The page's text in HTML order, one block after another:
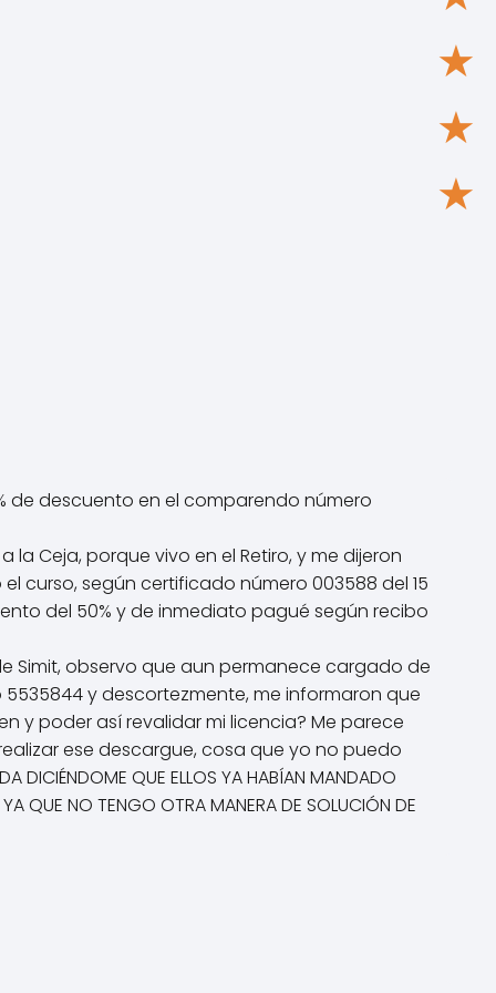
de descuento en el comparendo número
Ceja, porque vivo en el Retiro, y me dijeron
curso, según certificado número 003588 del 15
del 50% y de inmediato pagué según recibo
Simit, observo que aun permanece cargado de
y descortezmente, me informaron que
y poder así revalidar mi licencia? Me parece
ese descargue, cosa que yo no puedo
QUE ELLOS YA HABÍAN MANDADO
QUE NO TENGO OTRA MANERA DE SOLUCIÓN DE
★
★
★